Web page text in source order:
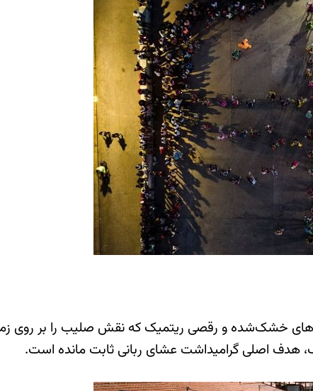
خشک‌شده و رقصی ریتمیک که نقش صلیب را بر روی
هدف اصلی گرامیداشت عشای ربانی ثابت مانده است.